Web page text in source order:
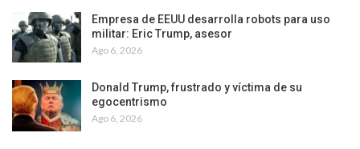
Empresa de EEUU desarrolla robots para uso
militar: Eric Trump, asesor
Ago 6, 2026
Donald Trump, frustrado y víctima de su
egocentrismo
Ago 6, 2026